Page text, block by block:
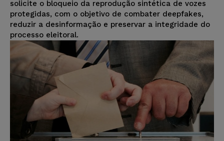
solicite o bloqueio da reprodução sintética de vozes
protegidas, com o objetivo de combater deepfakes,
reduzir a desinformação e preservar a integridade do
processo eleitoral.